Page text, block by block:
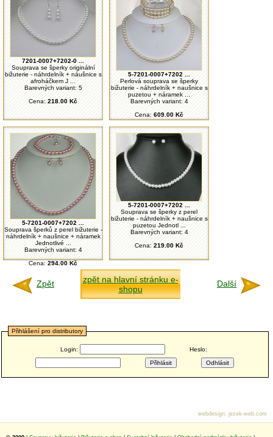
7201-0007+7202-0 ...
Souprava se šperky originální
bižuterie - náhrdelník + náušnice s
afroháčkem J ...
Barevných variant: 5
Cena: 218.00 Kč
5-7201-0007+7202 ...
Perlová souprava se šperky
bižuterie - náhrdelník + naušnice s
puzetou + náramek ...
Barevných variant: 4
Cena: 609.00 Kč
5-7201-0007+7202 ...
Souprava šperků z perel bižuterie -
náhrdelník + naušnice + náramek
Jednotlivé ...
Barevných variant: 4
Cena: 294.00 Kč
5-7201-0007+7202 ...
Souprava se šperky z perel
bižuterie - náhrdelník + naušnice s
puzetou Jednotl ...
Barevných variant: 4
Cena: 219.00 Kč
Zpět
zpět na hlavní stránku e-
shopu
Další
Přihlášení pro distributory
Login: Heslo:
webdesign: jezek-web.com